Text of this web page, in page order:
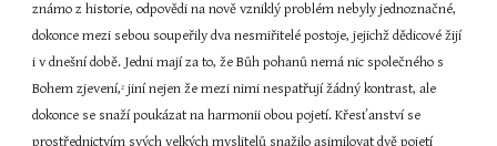
známo z historie, odpovědi na nově vzniklý problém nebyly jednoznačné,
dokonce mezi sebou soupeřily dva nesmiřitelé postoje, jejichž dědicové žijí
i v dnešní době. Jedni mají za to, že Bůh pohanů nemá nic společného s
Bohem zjevení,2 jiní nejen že mezi nimi nespatřují žádný kontrast, ale
dokonce se snaží poukázat na harmonii obou pojetí. Křesťanství se
prostřednictvím svých velkých myslitelů snažilo asimilovat dvě pojetí